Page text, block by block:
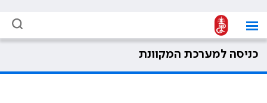
כניסה למערכת המקוונת